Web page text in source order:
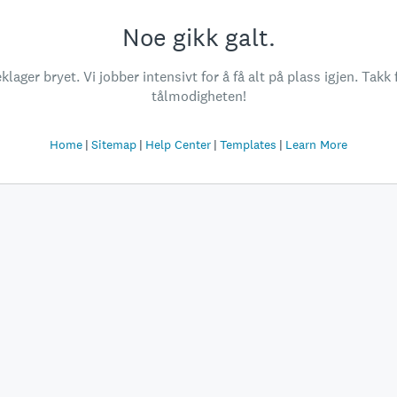
Noe gikk galt.
bryet. Vi jobber intensivt for å få alt på plass igjen. Takk
tålmodigheten!
Home Sitemap Help Center Templates Learn More